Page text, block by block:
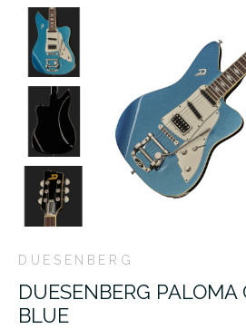
DUESENBERG
DUESENBERG
BLUE